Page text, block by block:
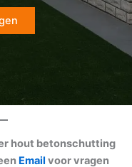
hout betonschutting
Email voor vragen